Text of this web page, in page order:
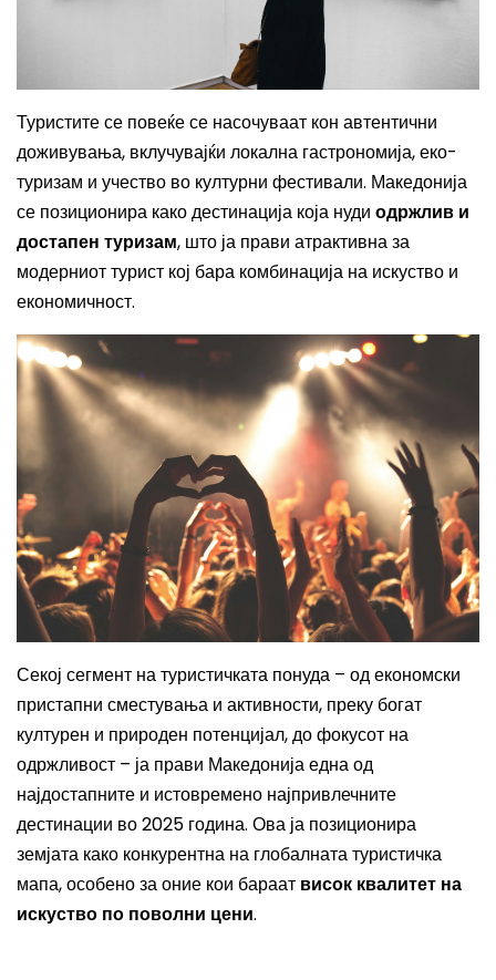
Туристите се повеќе се насочуваат кон автентични
доживувања, вклучувајќи локална гастрономија, еко-
туризам и учество во културни фестивали. Македонија
се позиционира како дестинација која нуди одржлив и
достапен туризам, што ја прави атрактивна за
модерниот турист кој бара комбинација на искуство и
економичност.
Секој сегмент на туристичката понуда – од економски
пристапни сместувања и активности, преку богат
културен и природен потенцијал, до фокусот на
одржливост – ја прави Македонија една од
најдостапните и истовремено најпривлечните
дестинации во 2025 година. Ова ја позиционира
земјата како конкурентна на глобалната туристичка
мапа, особено за оние кои бараат висок квалитет на
искуство по поволни цени.